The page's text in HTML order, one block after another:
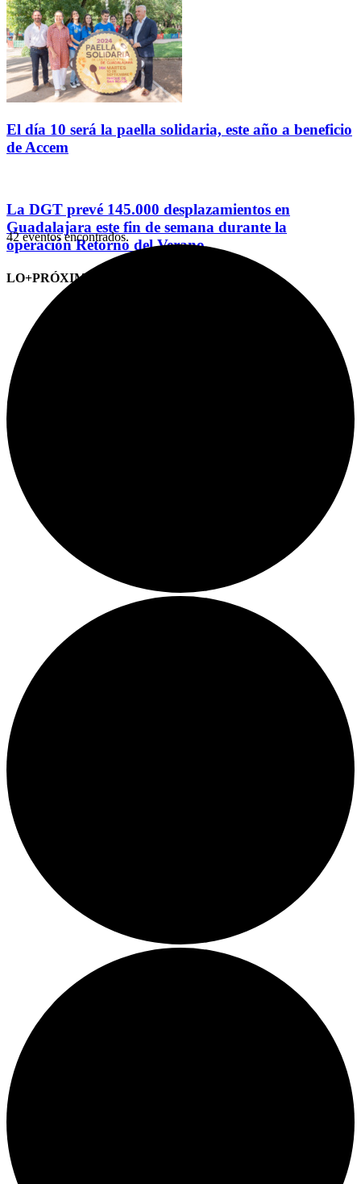
El día 10 será la paella solidaria, este año a beneficio
de Accem
La DGT prevé 145.000 desplazamientos en
Guadalajara este fin de semana durante la
operación Retorno del Verano
LO+PRÓXIMO (CITAS)
42 eventos encontrados.